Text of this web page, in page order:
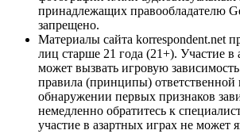
принадлежащих правообладателю
запрещено.
Материалы сайта korrespondent.net
лиц старше 21 года (21+). Участие в
может вызвать игровую
правила (принципы)
обнаружении первых признаков
немедленно обратитесь к
участие в азартных играх не может